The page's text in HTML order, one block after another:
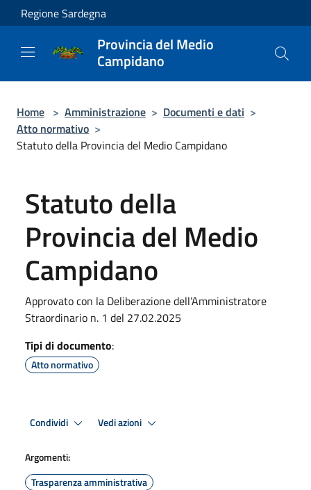
Salta al contenuto principale
Regione Sardegna
Provincia del Medio
Campidano
Home > Amministrazione > Documenti e dati >
Atto normativo >
Statuto della Provincia del Medio Campidano
Statuto della
Provincia del Medio
Campidano
Approvato con la Deliberazione dell’Amministratore
Straordinario n. 1 del 27.02.2025
Tipi di documento:
Atto normativo
Condividi Vedi azioni
Argomenti:
Trasparenza amministrativa